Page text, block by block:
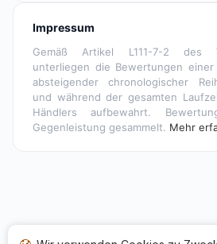
Impressum
Gemäß Artikel L111-7-2 des
unterliegen die Bewertungen
absteigender chronologischer
und während der gesamten
Händlers aufbewahrt.
Gegenleistung gesammelt. Mehr